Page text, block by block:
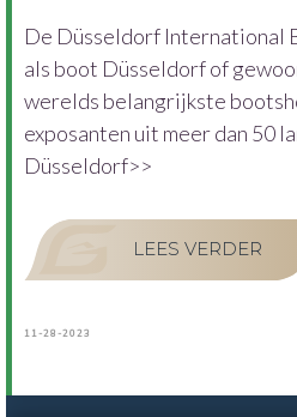
De Düsseldorf International
als boot Düsseldorf of
werelds belangrijkste
exposanten uit meer dan 50
Düsseldorf>>
LEES VERDER
11-28-2023